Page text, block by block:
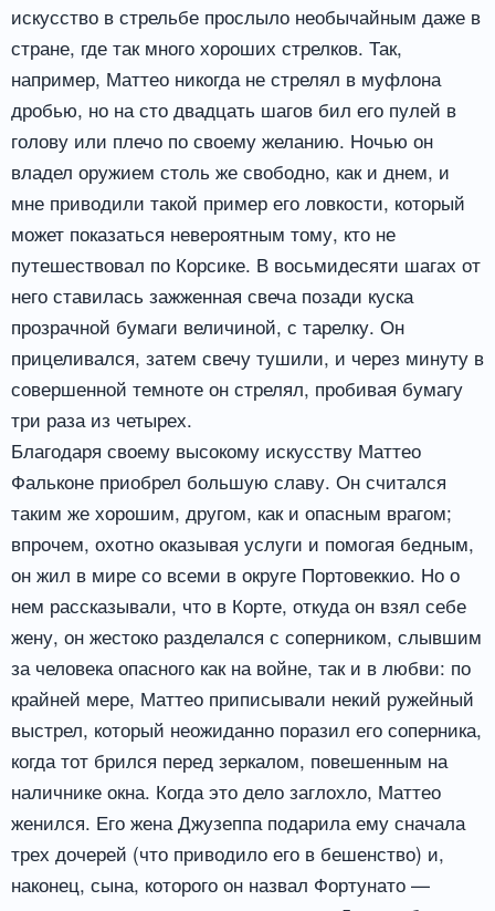
искусство в стрельбе прослыло необычайным даже в
стране, где так много хороших стрелков. Так,
например, Маттео никогда не стрелял в муфлона
дробью, но на сто двадцать шагов бил его пулей в
голову или плечо по своему желанию. Ночью он
владел оружием столь же свободно, как и днем, и
мне приводили такой пример его ловкости, который
может показаться невероятным тому, кто не
путешествовал по Корсике. В восьмидесяти шагах от
него ставилась зажженная свеча позади куска
прозрачной бумаги величиной, с тарелку. Он
прицеливался, затем свечу тушили, и через минуту в
совершенной темноте он стрелял, пробивая бумагу
три раза из четырех.
Благодаря своему высокому искусству Маттео
Фальконе приобрел большую славу. Он считался
таким же хорошим, другом, как и опасным врагом;
впрочем, охотно оказывая услуги и помогая бедным,
он жил в мире со всеми в округе Портовеккио. Но о
нем рассказывали, что в Корте, откуда он взял себе
жену, он жестоко разделался с соперником, слывшим
за человека опасного как на войне, так и в любви: по
крайней мере, Маттео приписывали некий ружейный
выстрел, который неожиданно поразил его соперника,
когда тот брился перед зеркалом, повешенным на
наличнике окна. Когда это дело заглохло, Маттео
женился. Его жена Джузеппа подарила ему сначала
трех дочерей (что приводило его в бешенство) и,
наконец, сына, которого он назвал Фортунато —